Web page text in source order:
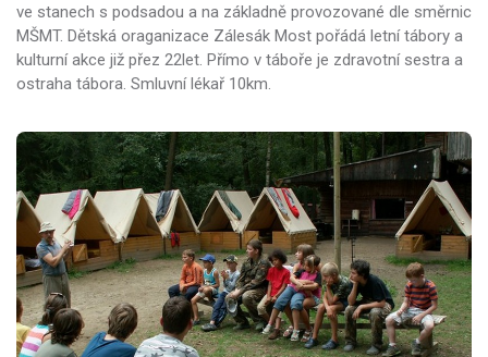
ve stanech s podsadou a na základně provozované dle směrnic
MŠMT. Dětská oraganizace Zálesák Most pořádá letní tábory a
kulturní akce již přez 22let. Přímo v táboře je zdravotní sestra a
ostraha tábora. Smluvní lékař 10km.